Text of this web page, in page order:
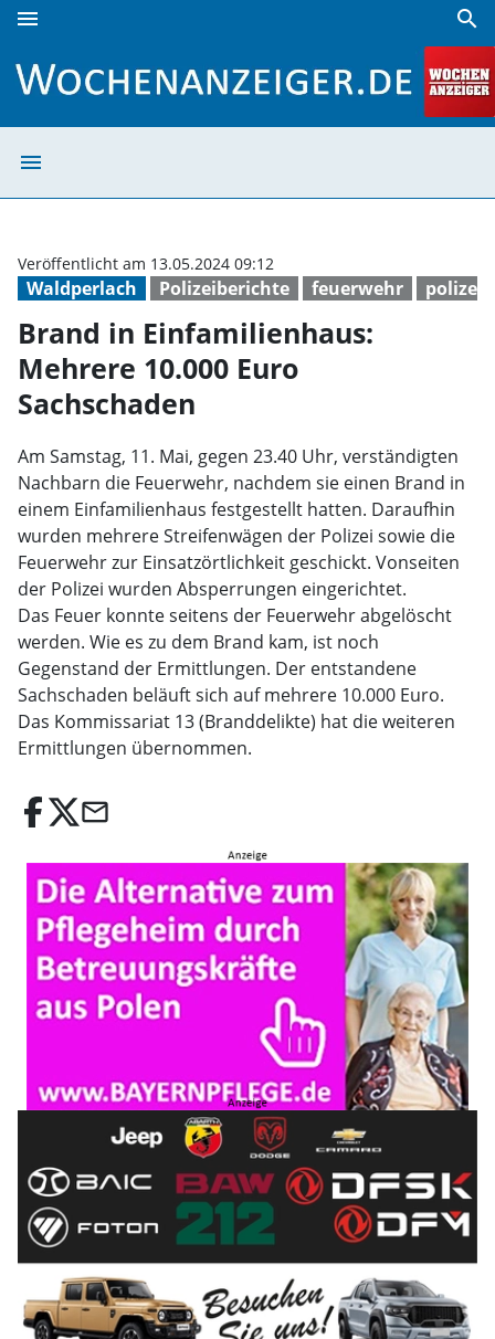
menu search
menu
Waldperlach Polizeiberichte feuerwehr polizei
Veröffentlicht am 13.05.2024 09:12
Brand in Einfamilienhaus:
Mehrere 10.000 Euro
Sachschaden
Am Samstag, 11. Mai, gegen 23.40 Uhr, verständigten
Nachbarn die Feuerwehr, nachdem sie einen Brand in
einem Einfamilienhaus festgestellt hatten. Daraufhin
wurden mehrere Streifenwägen der Polizei sowie die
Feuerwehr zur Einsatzörtlichkeit geschickt. Vonseiten
der Polizei wurden Absperrungen eingerichtet.
Das Feuer konnte seitens der Feuerwehr abgelöscht
werden. Wie es zu dem Brand kam, ist noch
Gegenstand der Ermittlungen. Der entstandene
Sachschaden beläuft sich auf mehrere 10.000 Euro.
Das Kommissariat 13 (Branddelikte) hat die weiteren
Ermittlungen übernommen.
email